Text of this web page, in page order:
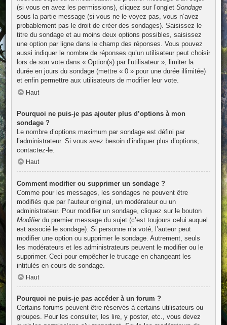
(si vous en avez les permissions), cliquez sur l’onglet Sondage
sous la partie message (si vous ne le voyez pas, vous n’avez
probablement pas le droit de créer des sondages). Saisissez le
titre du sondage et au moins deux options possibles, saisissez
une option par ligne dans le champ des réponses. Vous pouvez
aussi indiquer le nombre de réponses qu’un utilisateur peut choisir
lors de son vote dans « Option(s) par l’utilisateur », limiter la
durée en jours du sondage (mettre « 0 » pour une durée illimitée)
et enfin permettre aux utilisateurs de modifier leur vote.
Haut
Pourquoi ne puis-je pas ajouter plus d’options à mon
sondage ?
Le nombre d’options maximum par sondage est défini par
l’administrateur. Si vous avez besoin d’indiquer plus d’options,
contactez-le.
Haut
Comment modifier ou supprimer un sondage ?
Comme pour les messages, les sondages ne peuvent être
modifiés que par l’auteur original, un modérateur ou un
administrateur. Pour modifier un sondage, cliquez sur le bouton
Modifierdu premier message du sujet (c’est toujours celui auquel
est associé le sondage). Si personne n’a voté, l’auteur peut
modifier une option ou supprimer le sondage. Autrement, seuls
les modérateurs et les administrateurs peuvent le modifier ou le
supprimer. Ceci pour empêcher le trucage en changeant les
intitulés en cours de sondage.
Haut
Pourquoi ne puis-je pas accéder à un forum ?
Certains forums peuvent être réservés à certains utilisateurs ou
groupes. Pour les consulter, les lire, y poster, etc., vous devez